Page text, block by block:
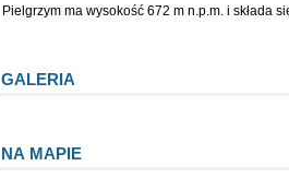
Pielgrzym ma wysokość 672 m n.p.m. i składa
GALERIA
NA MAPIE